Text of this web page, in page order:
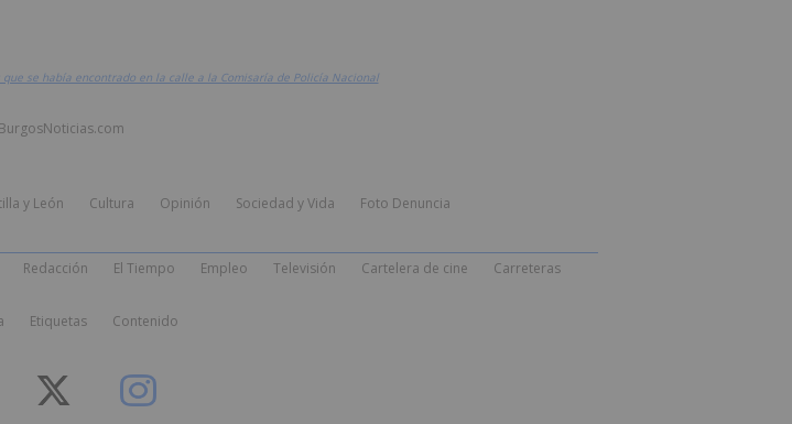
se había encontrado en la calle a la Comisaría de Policía Nacional
y León Cultura Opinión Sociedad y Vida Foto Denuncia
Redacción El Tiempo Empleo Televisión Cartelera de cine Carreteras
Etiquetas Contenido